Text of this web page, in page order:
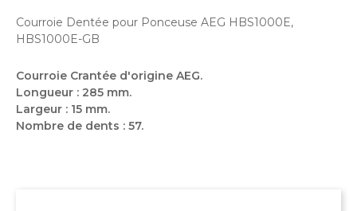
Courroie Dentée pour Ponceuse AEG HBS1000E,
HBS1000E-GB
Courroie Crantée d'origine AEG.
Longueur : 285 mm.
Largeur : 15 mm.
Nombre de dents : 57.